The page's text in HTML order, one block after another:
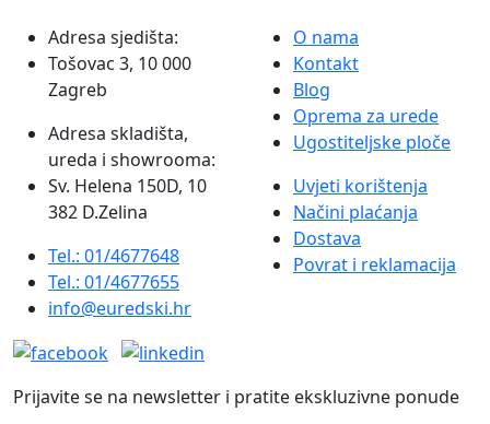
Adresa sjedišta:
Tošovac 3, 10 000
Zagreb
Adresa skladišta,
ureda i showrooma:
Sv. Helena 150D, 10
382 D.Zelina
Tel.: 01/4677648
Tel.: 01/4677655
info@euredski.hr
O nama
Kontakt
Blog
Oprema za urede
Ugostiteljske ploče
Uvjeti korištenja
Načini plaćanja
Dostava
Povrat i reklamacija
Prijavite se na newsletter i pratite ekskluzivne ponude